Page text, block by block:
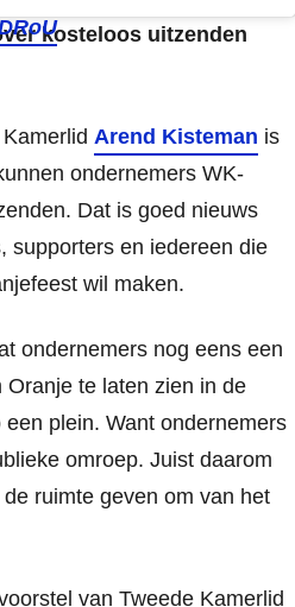
kosteloos uitzenden
Arend Kisteman is
ondernemers WK-
Dat is goed nieuws
supporters en iedereen die
wil maken.
ondernemers nog eens een
te laten zien in de
plein. Want ondernemers
omroep. Juist daarom
ruimte geven om van het
van Tweede Kamerlid